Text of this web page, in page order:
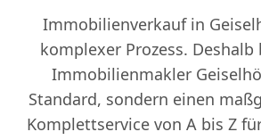
Immobilienverkauf in
komplexer Prozess.
Immobilienmakler
Standard, sondern einen
Komplettservice von A bis Z